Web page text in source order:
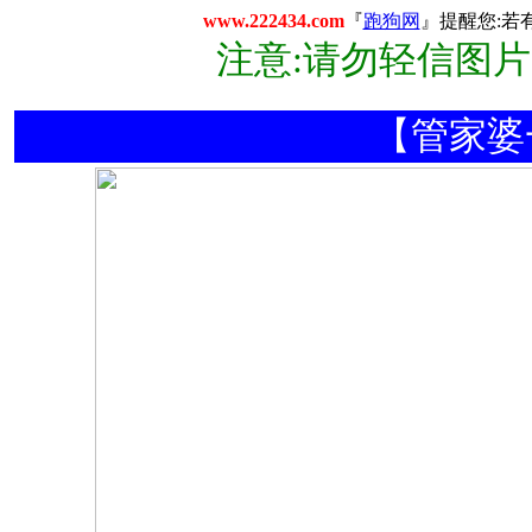
www.222434.com『跑狗网 』提醒您:若
注意:请勿轻信图
【管家